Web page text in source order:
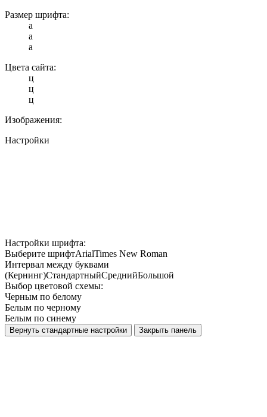
Размер шрифта:
a
a
a
Цвета сайта:
ц
ц
ц
Изображения:
Настройки
Настройки шрифта:
Выберите шрифтArialTimes New Roman
Интервал между буквами
(Кернинг)СтандартныйСреднийБольшой
Выбор цветовой схемы:
Черным по белому
Белым по черному
Белым по синему
Вернуть стандартные настройки Закрыть панель